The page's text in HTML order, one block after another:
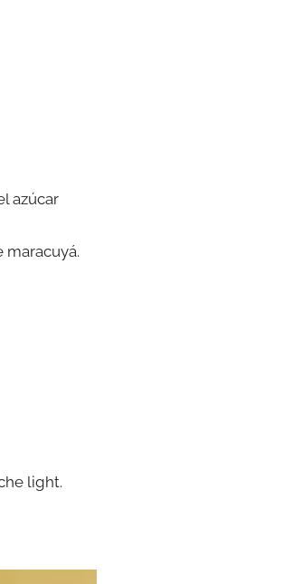
azúcar
maracuyá.
light.